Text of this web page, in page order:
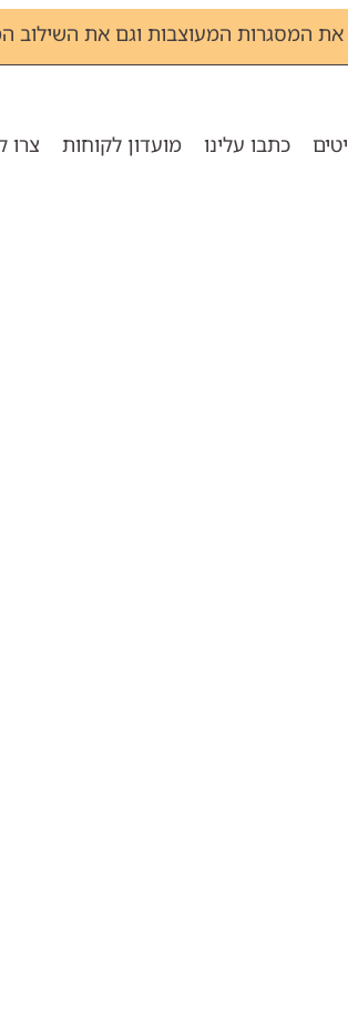
המסגרות המעוצבות וגם את השילוב
כתבו עלינו מועדון לקוחות צרו